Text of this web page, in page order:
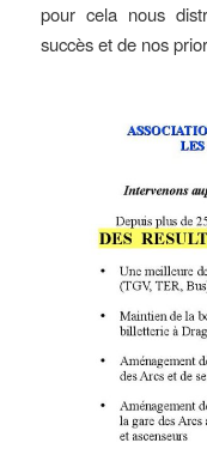
pour cela nous
succès et de nos